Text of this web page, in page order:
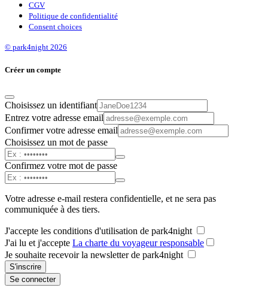
CGV
Politique de confidentialité
Consent choices
© park4night 2026
Créer un compte
Choisissez un identifiant
Entrez votre adresse email
Confirmer votre adresse email
Choisissez un mot de passe
Confirmez votre mot de passe
Votre adresse e-mail restera confidentielle, et ne sera pas
communiquée à des tiers.
J'accepte les conditions d'utilisation de park4night
J'ai lu et j'accepte La charte du voyageur responsable
Je souhaite recevoir la newsletter de park4night
S'inscrire
Se connecter